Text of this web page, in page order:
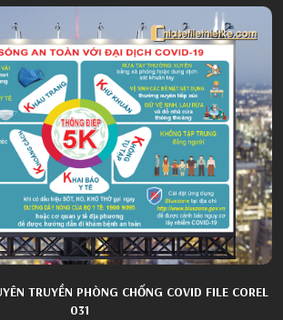
TRUYỀN PHÒNG CHỐNG COVID FILE COREL
031